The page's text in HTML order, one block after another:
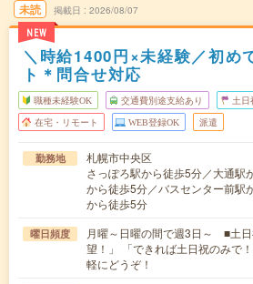
未読
NEW
掲載日 2026/08/07
＼時給1400円×未経験／初め
ト＊問合せ対応
職種未経験OK 交通費別途支給あり 土日
在宅・リモート WEB登録OK 派遣
勤務地
札幌市中央区
さっぽろ駅から徒歩5分／大通駅
から徒歩5分／バスセンター前駅
から徒歩5分
曜日頻度
月曜～日曜の間で週3日～ ■土
望！」 「できれば土日祝のみで
軽にどうぞ！